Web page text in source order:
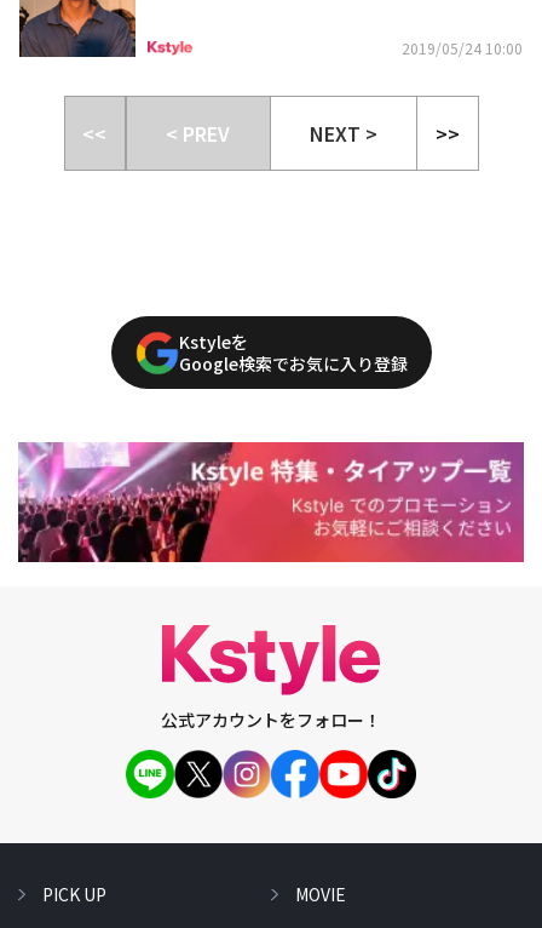
2019/05/24 10:00
<< < PREV NEXT > >>
Kstyleを
Google検索でお気に入り登録
公式アカウントをフォロー！
PICK UP MOVIE